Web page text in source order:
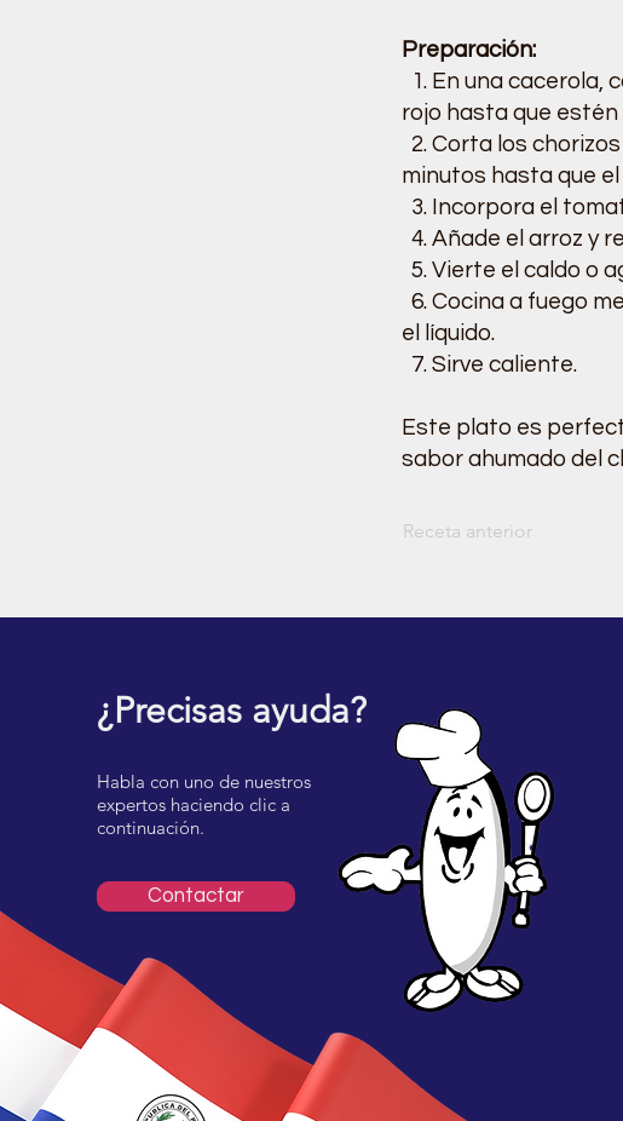
Preparación:
1. En una cacerola,
rojo hasta que
2. Corta los
minutos hasta que
3. Incorpora el
4. Añade el arroz y
5. Vierte el caldo o
6. Cocina a fuego
el líquido.
7. Sirve caliente.
Este plato es
sabor ahumado del
Receta anterior
¿Precisas ayuda?
Contactar
Habla con uno de nuestros
expertos haciendo clic a
continuación.